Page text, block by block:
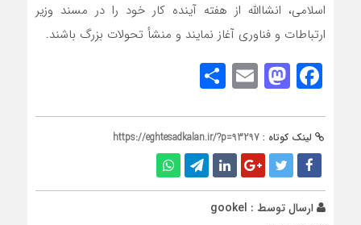
اسلامی، انشاالله از هفته آینده کار خود را در مسند وزیر
ارتباطات و فناوری آغاز نمایند و منشأ تحولات بزرگ باشند.
Facebook
Mastodon
Email
لینک کوتاه : https://eghtesadkalan.ir/?p=93297
ارسال توسط : gookel